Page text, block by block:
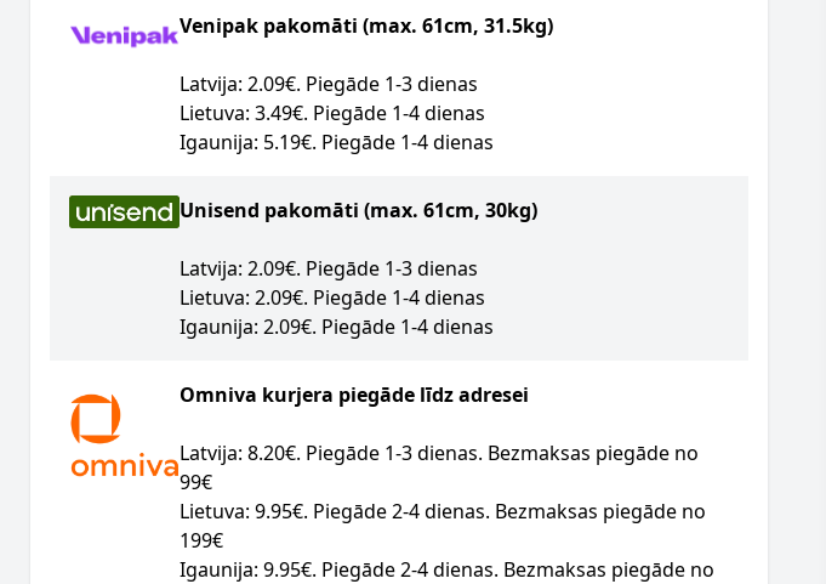
Venipak pakomāti (max. 61cm, 31.5kg)
Latvija: 2.09€. Piegāde 1-3 dienas
Lietuva: 3.49€. Piegāde 1-4 dienas
Igaunija: 5.19€. Piegāde 1-4 dienas
Unisend pakomāti (max. 61cm, 30kg)
Latvija: 2.09€. Piegāde 1-3 dienas
Lietuva: 2.09€. Piegāde 1-4 dienas
Igaunija: 2.09€. Piegāde 1-4 dienas
Omniva kurjera piegāde līdz adresei
Latvija: 8.20€. Piegāde 1-3 dienas. Bezmaksas piegāde no
99€
Lietuva: 9.95€. Piegāde 2-4 dienas. Bezmaksas piegāde no
199€
Igaunija: 9.95€. Piegāde 2-4 dienas. Bezmaksas piegāde no